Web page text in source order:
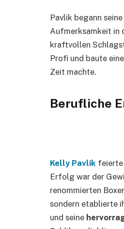
Pavlik begann seine
Aufmerksamkeit in
kraftvollen
Profi und baute
Zeit machte.
Berufliche
Kelly Pavlik feierte
Erfolg war der
renommierten Boxer
sondern etablierte
und seine